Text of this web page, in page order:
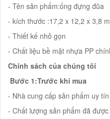
- Tên sản phẩm:ống đựng đũa
- kích thước :17,2 x 12,2 x 3,8
- Thiết kế nhỏ gọn
- Chất liệu bề mặt nhựa PP
Chính sách của chúng tôi
Bước 1:Trước khi mua
- Nhà cung cấp sản phẩm uy
- Chất lượng sản phẩm đã